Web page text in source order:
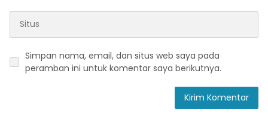
Simpan nama, email, dan situs web saya pada
peramban ini untuk komentar saya berikutnya.